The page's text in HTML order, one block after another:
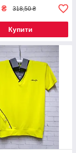
₴ 318,50 ₴
Купити